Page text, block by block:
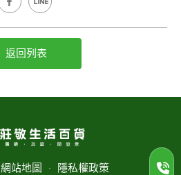
返回列表
網站地圖 ‧ 隱私權政策